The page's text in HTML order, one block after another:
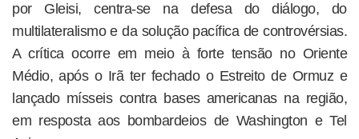
por Gleisi, centra-se na defesa do diálogo, do
multilateralismo e da solução pacífica de controvérsias.
A crítica ocorre em meio à forte tensão no Oriente
Médio, após o Irã ter fechado o Estreito de Ormuz e
lançado mísseis contra bases americanas na região,
em resposta aos bombardeios de Washington e Tel